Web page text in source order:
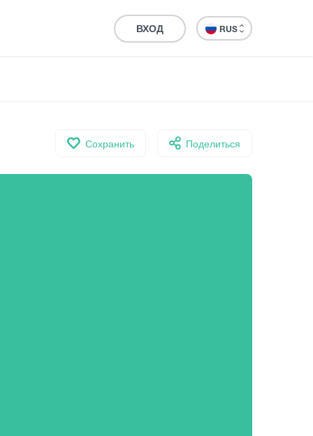
ВХОД RUS
Сохранить Поделиться